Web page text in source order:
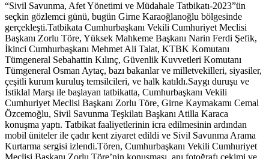
“Sivil Savunma, Afet Yönetimi ve Müdahale Tatbikatı-2023”ün
seçkin gözlemci günü, bugün Girne Karaoğlanoğlu bölgesinde
gerçekleşti.Tatbikata Cumhurbaşkanı Vekili Cumhuriyet Meclisi
Başkanı Zorlu Töre, Yüksek Mahkeme Başkanı Narin Ferdi Şefik,
İkinci Cumhurbaşkanı Mehmet Ali Talat, KTBK Komutanı
Tümgeneral Sebahattin Kılınç, Güvenlik Kuvvetleri Komutanı
Tümgeneral Osman Aytaç, bazı bakanlar ve milletvekilleri, siyasiler,
çeşitli kurum kuruluş temsilcileri, ve halk katıldı.Saygı duruşu ve
İstiklal Marşı ile başlayan tatbikatta, Cumhurbaşkanı Vekili
Cumhuriyet Meclisi Başkanı Zorlu Töre, Girne Kaymakamı Cemal
Özcemoğlu, Sivil Savunma Teşkilatı Başkanı Atilla Karaca
konuşma yaptı. Tatbikat faaliyetlerinin icra edilmesinin ardından
mobil üniteler ile çadır kent ziyaret edildi ve Sivil Savunma Arama
Kurtarma sergisi izlendi.Tören, Cumhurbaşkanı Vekili Cumhuriyet